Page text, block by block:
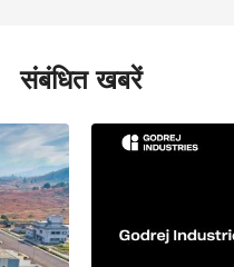
संबंधित खबरें